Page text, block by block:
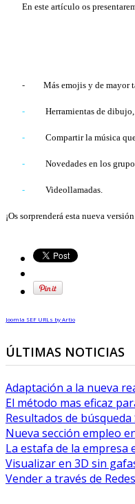
En este artículo os
- Más emojis y de mayor
- Herramientas de
- Compartir la música
- Novedades en los
- Videollamadas.
¡Os sorprenderá esta nueva
Joomla SEF URLs by Artio
ÚLTIMAS NOTICIAS
Adaptación a la nueva
El método mas eficaz
Resultados de
Nueva sección empleo
La estafa de la empresa
Visualizar en 3D sin
Vender a través de